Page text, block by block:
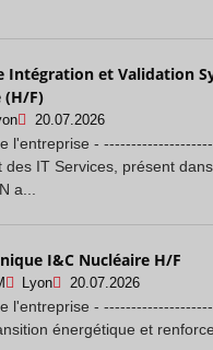
Intégration et Validation
(H/F)
20.07.2026
l'entreprise -
des IT Services, présent
a...
I&C Nucléaire H/F
Lyon 20.07.2026
l'entreprise -
énergétique et